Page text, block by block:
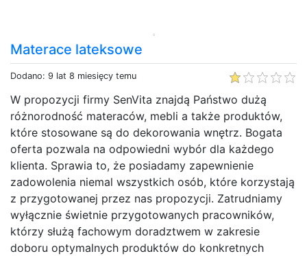
Materace lateksowe
Dodano: 9 lat 8 miesięcy temu
W propozycji firmy SenVita znajdą Państwo dużą
różnorodność materaców, mebli a także produktów,
które stosowane są do dekorowania wnętrz. Bogata
oferta pozwala na odpowiedni wybór dla każdego
klienta. Sprawia to, że posiadamy zapewnienie
zadowolenia niemal wszystkich osób, które korzystają
z przygotowanej przez nas propozycji. Zatrudniamy
wyłącznie świetnie przygotowanych pracowników,
którzy służą fachowym doradztwem w zakresie
doboru optymalnych produktów do konkretnych